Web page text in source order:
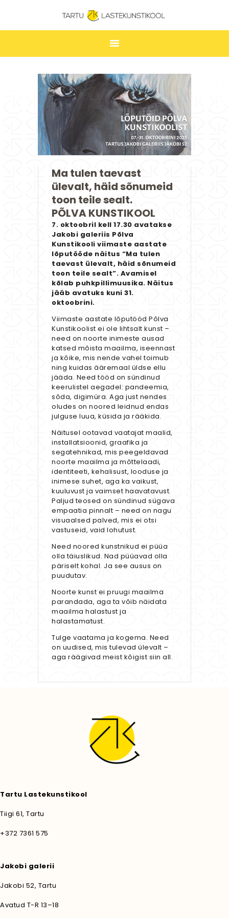
TARTU LASTEKUNSTIKOOL
ESILEHT
UUDISED
ÕPPIMINE
TUNNIPLAAN
LASTEKUNSTIKOOL
KONTAKT
STUUDIUM
Ma tulen taevast
ülevalt, häid sõnumeid
toon teile sealt.
PÕLVA KUNSTIKOOL
7. oktoobril kell 17.30 avatakse
Jakobi galeriis Põlva
Kunstikooli viimaste aastate
lõputööde näitus “Ma tulen
taevast ülevalt, häid sõnumeid
toon teile sealt”. Avamisel
kõlab puhkpillimuusika. Näitus
jääb avatuks kuni 31.
oktoobrini.
Viimaste aastate lõputööd Põlva
Kunstikoolist ei ole lihtsalt kunst –
need on noorte inimeste ausad
katsed mõista maailma, iseennast
ja kõike, mis nende vahel toimub
ning kuidas ääremaal üldse ellu
jääda. Need tööd on sündinud
keerulistel aegadel: pandeemia,
sõda, digimüra. Aga just nendes
oludes on noored leidnud endas
julguse luua, küsida ja rääkida.
Näitusel ootavad vaatajat maalid,
installatsioonid, graafika ja
segatehnikad, mis peegeldavad
noorte maailma ja mõttelaadi,
identiteeti, kehalisust, looduse ja
inimese suhet, aga ka vaikust,
kuuluvust ja vaimset haavatavust.
Paljud teosed on sündinud sügava
empaatia pinnalt – need on nagu
visuaalsed palved, mis ei otsi
vastuseid, vaid lohutust.
Need noored kunstnikud ei püüa
olla täiuslikud. Nad püüavad olla
päriselt kohal. Ja see ausus on
puudutav.
Noorte kunst ei pruugi maailma
parandada, aga ta võib näidata
maailma halastust ja
halastamatust.
Tulge vaatama ja kogema. Need
on uudised, mis tulevad ülevalt –
aga räägivad meist kõigist siin all.
Tartu Lastekunstikool
Tiigi 61, Tartu
+372 7361 575
Jakobi galerii
Jakobi 52, Tartu
Avatud T-R 13–18